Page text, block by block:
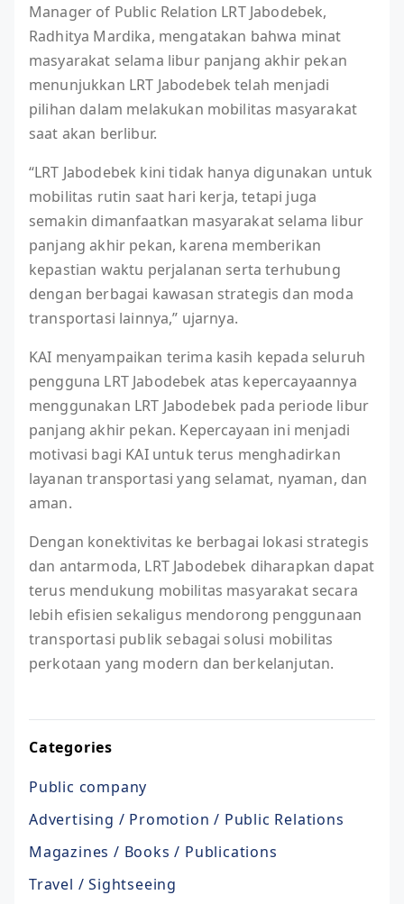
Manager of Public Relation LRT Jabodebek,
Radhitya Mardika, mengatakan bahwa minat
masyarakat selama libur panjang akhir pekan
menunjukkan LRT Jabodebek telah menjadi
pilihan dalam melakukan mobilitas masyarakat
saat akan berlibur.
“LRT Jabodebek kini tidak hanya digunakan untuk
mobilitas rutin saat hari kerja, tetapi juga
semakin dimanfaatkan masyarakat selama libur
panjang akhir pekan, karena memberikan
kepastian waktu perjalanan serta terhubung
dengan berbagai kawasan strategis dan moda
transportasi lainnya,” ujarnya.
KAI menyampaikan terima kasih kepada seluruh
pengguna LRT Jabodebek atas kepercayaannya
menggunakan LRT Jabodebek pada periode libur
panjang akhir pekan. Kepercayaan ini menjadi
motivasi bagi KAI untuk terus menghadirkan
layanan transportasi yang selamat, nyaman, dan
aman.
Dengan konektivitas ke berbagai lokasi strategis
dan antarmoda, LRT Jabodebek diharapkan dapat
terus mendukung mobilitas masyarakat secara
lebih efisien sekaligus mendorong penggunaan
transportasi publik sebagai solusi mobilitas
perkotaan yang modern dan berkelanjutan.
Categories
Public company
Advertising / Promotion / Public Relations
Magazines / Books / Publications
Travel / Sightseeing